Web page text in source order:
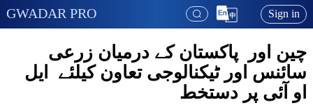
GWADAR PRO Sign in
چین اور پاکستان کے درمیان زرعی
سائنس اور ٹیکنالوجی تعاون کیلئے ایل
او آئی پر دستخط